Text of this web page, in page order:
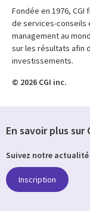
Fondée en 1976,
de services-conseils
management au
sur les résultats afin
investissements.
© 2026 CGI inc.
En savoir plus sur
Suivez notre actualité
Inscription